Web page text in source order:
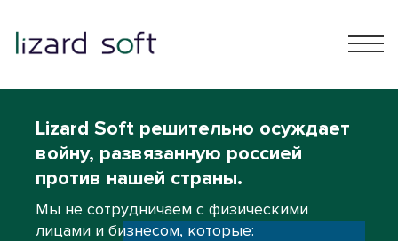
Lizard Soft решительно осуждает
войну, развязанную россией
против нашей страны.
Мы не сотрудничаем с физическими
лицами и бизнесом, которые: